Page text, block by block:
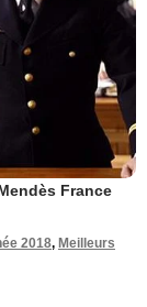
France
2018, Meilleurs